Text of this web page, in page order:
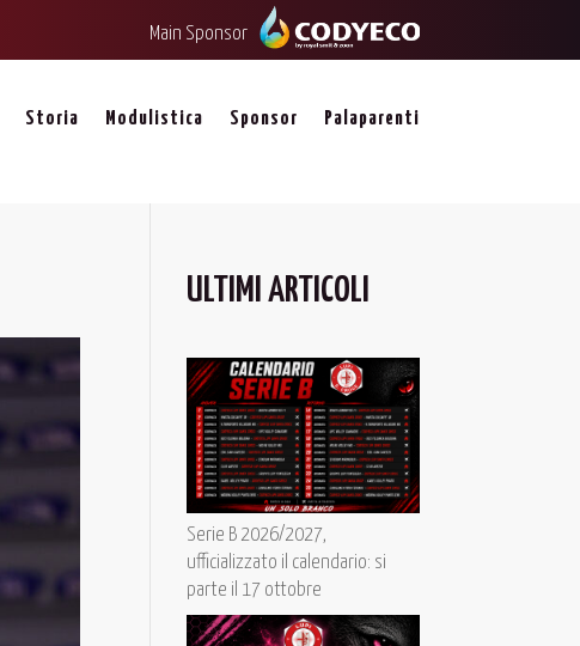
Main Sponsor
Storia Modulistica Sponsor Palaparenti
ULTIMI ARTICOLI
Serie B 2026/2027,
ufficializzato il calendario: si
parte il 17 ottobre